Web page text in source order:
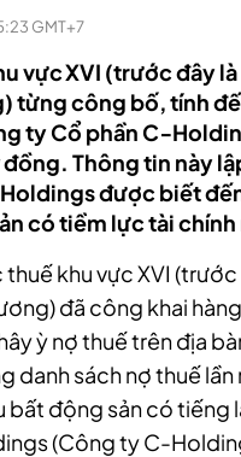
GMT+7
vực XVI (trước đây
từng công bố, tính
ty Cổ phần
Thông tin này
được biết
có tiềm lực tài chính
khu vực XVI
đã công khai
ỳ nợ thuế trên địa
danh sách nợ thuế lần
bất động sản có tiếng
(Công ty C-